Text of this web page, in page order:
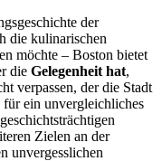
der
die kulinarischen
möchte – Boston bietet
die Gelegenheit hat,
verpassen, der die Stadt
ein unvergleichliches
Zielen an der
unvergesslichen